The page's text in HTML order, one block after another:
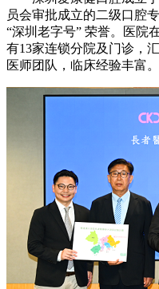
员会审批成立的二级口腔
“深圳老字号” 荣誉。医院
有13家连锁分院及门诊，
医师团队，临床经验丰富。